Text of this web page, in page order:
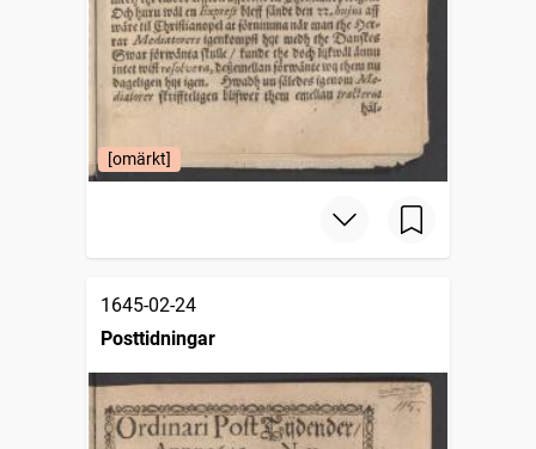
[omärkt]
1645-02-24
Posttidningar